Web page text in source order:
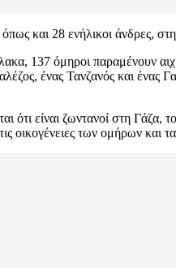
και 28 ενήλικοι άνδρες,
137 όμηροι
ένας Τανζανός και
είναι ζωντανοί στη
οικογένειες των ομήρων και